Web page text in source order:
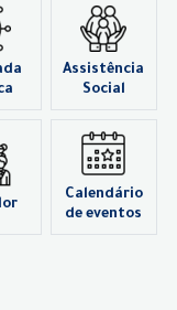
Assistência
Social
Calendário
de eventos